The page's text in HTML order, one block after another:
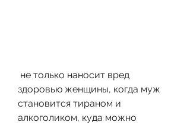
здоровью женщины, когда муж
становится тираном и
алкоголиком, куда можно